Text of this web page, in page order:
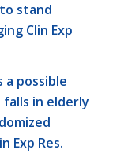
stand
Clin Exp
a possible
in elderly
Exp Res.